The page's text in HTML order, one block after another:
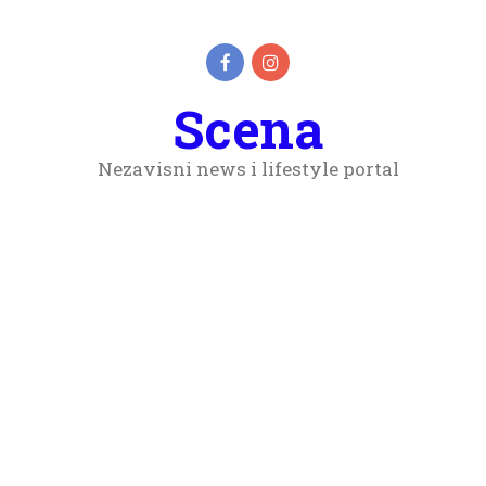
Scena
Nezavisni news i lifestyle portal